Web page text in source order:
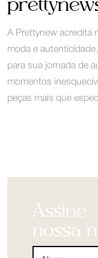
A Prettynew acredita
moda e
para sua jornada de
momentos
peças mais que
Assine
nossa